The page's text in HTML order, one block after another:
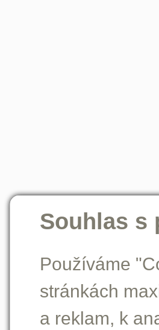
Souhlas s
Používáme
stránkách
a reklam, k